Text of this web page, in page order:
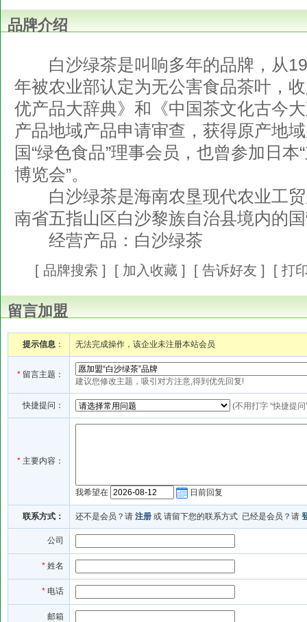
品牌介绍
白沙绿茶是叫响多年的品牌，从
年被农业部认定为无公害食品茶叶，
优产品大辞典》和《中国茶文化古今
产品地域产品申请审查，获得原产地
国“绿色食品”理事会员，也曾参加日本
博览会”。
白沙绿茶是海南农垦现代农业工贸
南省五指山区白沙黎族自治县境内的
经营产品：白沙绿茶
[ 品牌搜索 ] [ 加入收藏 ] [ 告诉好友 ] [ 打
留言加盟